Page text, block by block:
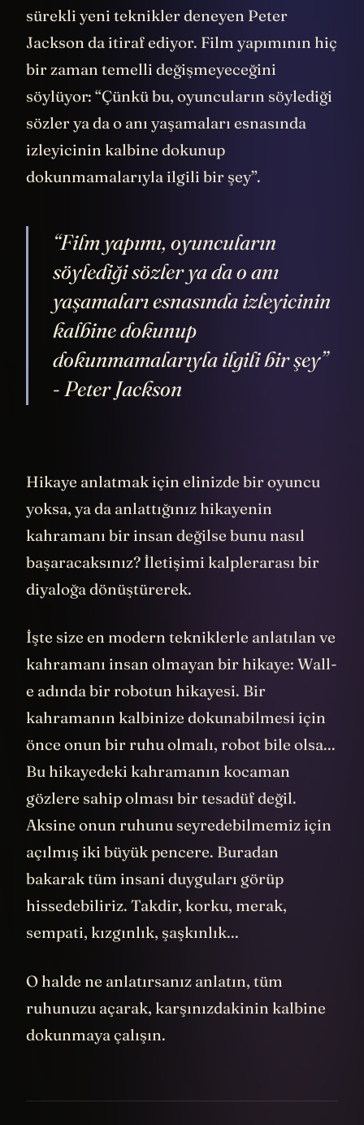
sürekli yeni teknikler deneyen Peter
Jackson da itiraf ediyor. Film yapımının hiç
bir zaman temelli değişmeyeceğini
söylüyor: “Çünkü bu, oyuncuların söylediği
sözler ya da o anı yaşamaları esnasında
izleyicinin kalbine dokunup
dokunmamalarıyla ilgili bir şey”.
“Film yapımı, oyuncuların
söylediği sözler ya da o anı
yaşamaları esnasında izleyicinin
kalbine dokunup
dokunmamalarıyla ilgili bir şey”
- Peter Jackson
Hikaye anlatmak için elinizde bir oyuncu
yoksa, ya da anlattığınız hikayenin
kahramanı bir insan değilse bunu nasıl
başaracaksınız? İletişimi kalplerarası bir
diyaloğa dönüştürerek.
İşte size en modern tekniklerle anlatılan ve
kahramanı insan olmayan bir hikaye: Wall-
e adında bir robotun hikayesi. Bir
kahramanın kalbinize dokunabilmesi için
önce onun bir ruhu olmalı, robot bile olsa...
Bu hikayedeki kahramanın kocaman
gözlere sahip olması bir tesadüf değil.
Aksine onun ruhunu seyredebilmemiz için
açılmış iki büyük pencere. Buradan
bakarak tüm insani duyguları görüp
hissedebiliriz. Takdir, korku, merak,
sempati, kızgınlık, şaşkınlık...
O halde ne anlatırsanız anlatın, tüm
ruhunuzu açarak, karşınızdakinin kalbine
dokunmaya çalışın.